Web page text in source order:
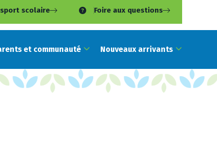
scolaire Foire aux questions
et communauté Nouveaux arrivants